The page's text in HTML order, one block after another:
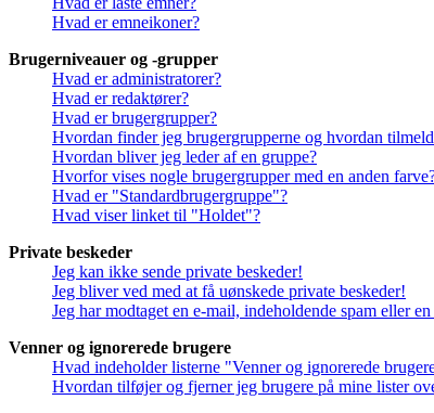
Hvad er emneikoner?
Brugerniveauer og -grupper
Hvad er administratorer?
Hvad er redaktører?
Hvad er brugergrupper?
Hvordan finder jeg brugergrupperne og hvordan
Hvordan bliver jeg leder af en gruppe?
Hvorfor vises nogle brugergrupper med en anden
Hvad er "Standardbrugergruppe"?
Hvad viser linket til "Holdet"?
Private beskeder
Jeg kan ikke sende private beskeder!
Jeg bliver ved med at få uønskede private beskeder!
Jeg har modtaget en e-mail, indeholdende spam eller
Venner og ignorerede brugere
Hvad indeholder listerne "Venner og ignorerede
Hvordan tilføjer og fjerner jeg brugere på mine lister